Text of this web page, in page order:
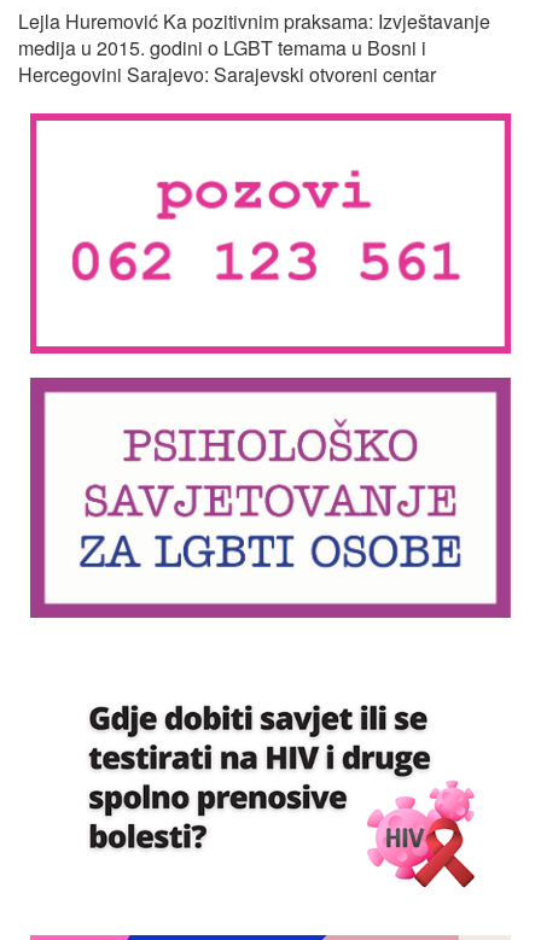
Lejla Huremović Ka pozitivnim praksama: Izvještavanje
medija u 2015. godini o LGBT temama u Bosni i
Hercegovini Sarajevo: Sarajevski otvoreni centar